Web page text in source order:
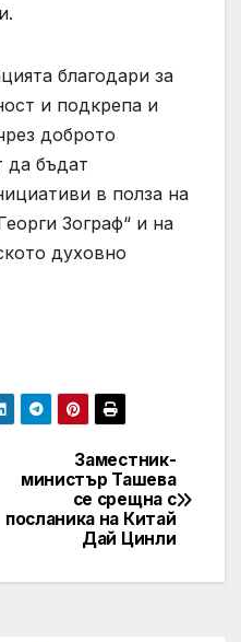
благодари за
и подкрепа и
доброто
да бъдат
в полза на
Зограф“ и на
духовно
Заместник-
министър Ташева
се срещна с
посланика на Китай
Дай Цинли